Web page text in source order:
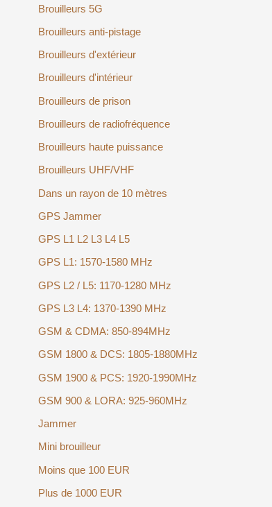
Brouilleurs 5G
Brouilleurs anti-pistage
Brouilleurs d'extérieur
Brouilleurs d'intérieur
Brouilleurs de prison
Brouilleurs de radiofréquence
Brouilleurs haute puissance
Brouilleurs UHF/VHF
Dans un rayon de 10 mètres
GPS Jammer
GPS L1 L2 L3 L4 L5
GPS L1: 1570-1580 MHz
GPS L2 / L5: 1170-1280 MHz
GPS L3 L4: 1370-1390 MHz
GSM & CDMA: 850-894MHz
GSM 1800 & DCS: 1805-1880MHz
GSM 1900 & PCS: 1920-1990MHz
GSM 900 & LORA: 925-960MHz
Jammer
Mini brouilleur
Moins que 100 EUR
Plus de 1000 EUR